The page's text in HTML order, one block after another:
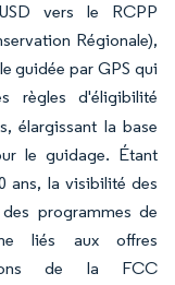
vers le RCPP
Régionale),
guidée par GPS qui
règles d'éligibilité
élargissant la base
le guidage. Étant
ans, la visibilité des
programmes de
liés aux offres
de la FCC